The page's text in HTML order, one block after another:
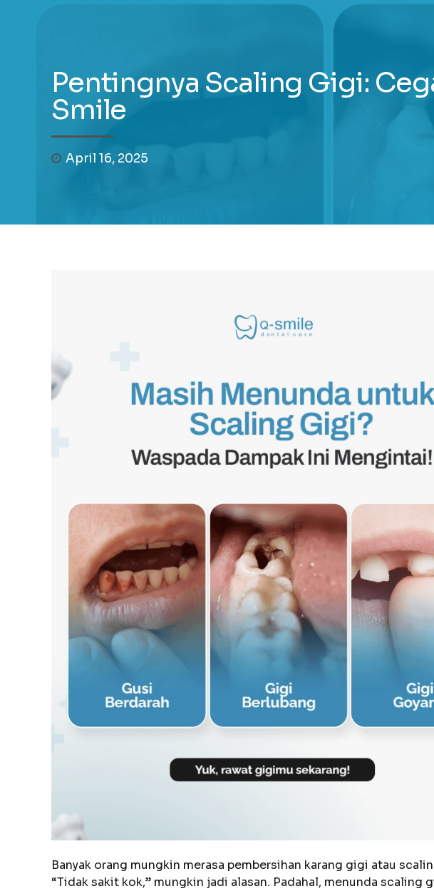
Pentingnya Scaling Gigi:
Smile
April 16, 2025
Banyak orang mungkin merasa pembersihan karang gigi atau
“Tidak sakit kok,” mungkin jadi alasan. Padahal, menunda